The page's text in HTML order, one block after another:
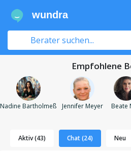
wundra
Empfohlene
Nadine Bartholmeß Jennifer Meyer Beate
Aktiv (43) Chat (24) Neu